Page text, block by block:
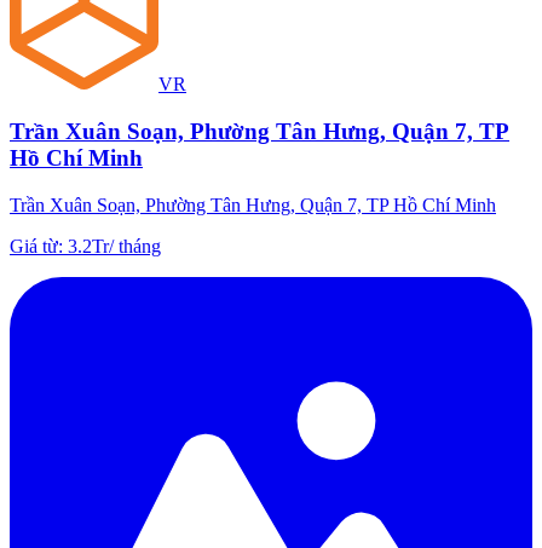
VR
Trần Xuân Soạn, Phường Tân Hưng, Quận 7, TP
Hồ Chí Minh
Trần Xuân Soạn, Phường Tân Hưng, Quận 7, TP Hồ Chí Minh
Giá từ: 3.2Tr/tháng